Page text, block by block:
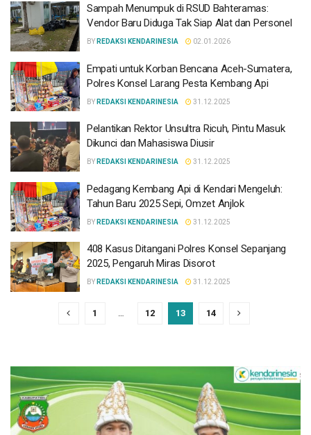
Sampah Menumpuk di RSUD Bahteramas:
Vendor Baru Diduga Tak Siap Alat dan Personel
BY REDAKSI KENDARINESIA 02.01.2026
Empati untuk Korban Bencana Aceh-Sumatera,
Polres Konsel Larang Pesta Kembang Api
BY REDAKSI KENDARINESIA 31.12.2025
Pelantikan Rektor Unsultra Ricuh, Pintu Masuk
Dikunci dan Mahasiswa Diusir
BY REDAKSI KENDARINESIA 31.12.2025
Pedagang Kembang Api di Kendari Mengeluh:
Tahun Baru 2025 Sepi, Omzet Anjlok
BY REDAKSI KENDARINESIA 31.12.2025
408 Kasus Ditangani Polres Konsel Sepanjang
2025, Pengaruh Miras Disorot
BY REDAKSI KENDARINESIA 31.12.2025
1 12 13 14